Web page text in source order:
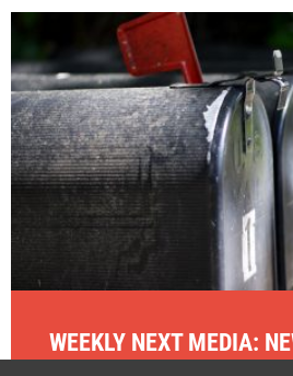
WEEKLY NEXT MEDIA: